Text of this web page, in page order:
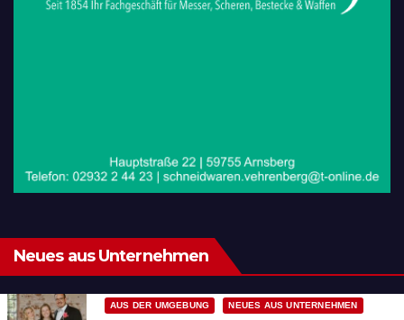
Neues aus Unternehmen
AUS DER UMGEBUNG NEUES AUS UNTERNEHMEN